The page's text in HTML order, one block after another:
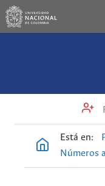
Está en:
Números